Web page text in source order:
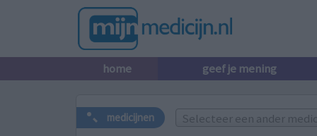
home geef je mening
medicijnen Selecteer een ander